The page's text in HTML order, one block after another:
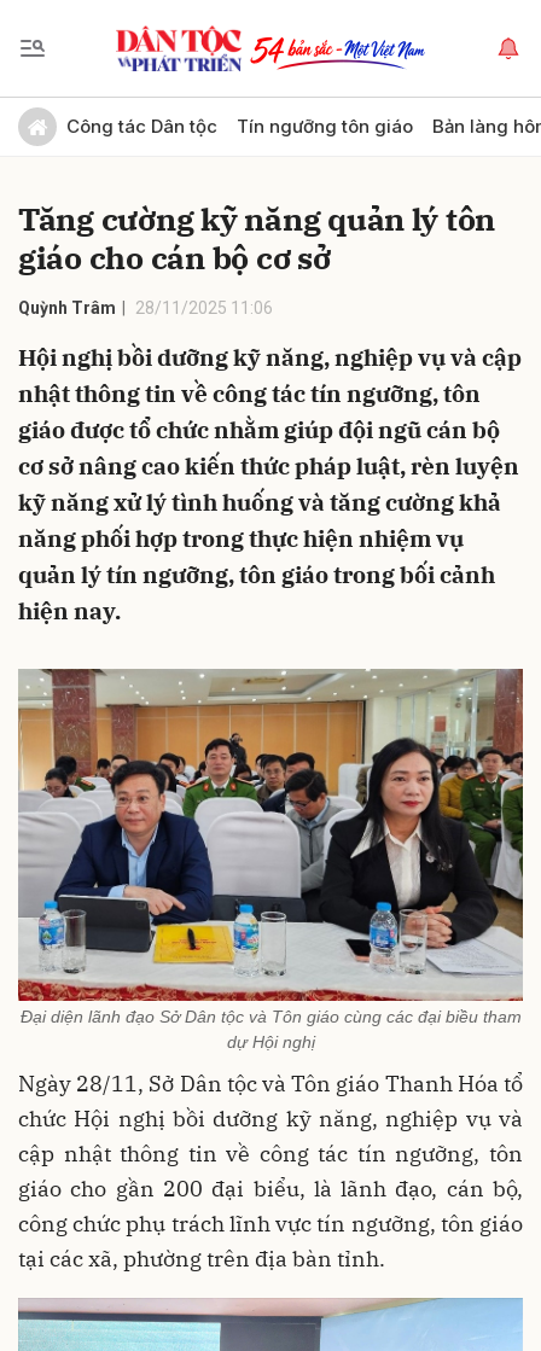
Công tác Dân tộc Tín ngưỡng tôn giáo Bản làng
Tăng cường kỹ năng quản lý tôn
giáo cho cán bộ cơ sở
Quỳnh Trâm 28/11/2025 11:06
Hội nghị bồi dưỡng kỹ năng, nghiệp vụ và cập
nhật thông tin về công tác tín ngưỡng, tôn
giáo được tổ chức nhằm giúp đội ngũ cán bộ
cơ sở nâng cao kiến thức pháp luật, rèn luyện
kỹ năng xử lý tình huống và tăng cường khả
năng phối hợp trong thực hiện nhiệm vụ
quản lý tín ngưỡng, tôn giáo trong bối cảnh
hiện nay.
Đại diện lãnh đạo Sở Dân tộc và Tôn giáo cùng các đại biều tham
dự Hội nghị
Ngày 28/11, Sở Dân tộc và Tôn giáo Thanh Hóa tổ
chức Hội nghị bồi dưỡng kỹ năng, nghiệp vụ và
cập nhật thông tin về công tác tín ngưỡng, tôn
giáo cho gần 200 đại biểu, là lãnh đạo, cán bộ,
công chức phụ trách lĩnh vực tín ngưỡng, tôn giáo
tại các xã, phường trên địa bàn tỉnh.
Gửi bình luận
Hủy Gửi